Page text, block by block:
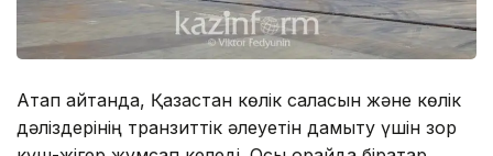
Атап айтқанда, Қазақстан көлік саласын және көлік
дәліздерінің транзиттік әлеуетін дамыту үшін зор